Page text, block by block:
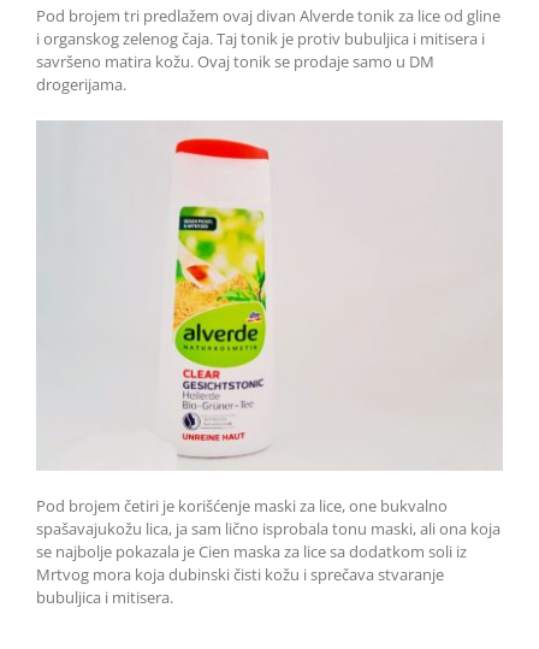
Pod brojem tri predlažem ovaj divan Alverde tonik za lice od gline
i organskog zelenog čaja. Taj tonik je protiv bubuljica i mitisera i
savršeno matira kožu. Ovaj tonik se prodaje samo u DM
drogerijama.
Pod brojem četiri je korišćenje maski za lice, one bukvalno
spašavajukožu lica, ja sam lično isprobala tonu maski, ali ona koja
se najbolje pokazala je Cien maska za lice sa dodatkom soli iz
Mrtvog mora koja dubinski čisti kožu i sprečava stvaranje
bubuljica i mitisera.